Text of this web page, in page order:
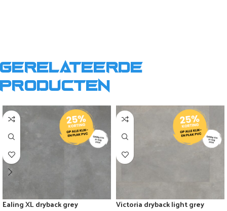
Gerelateerde
producten
Ealing XL dryback grey Victoria dryback light grey